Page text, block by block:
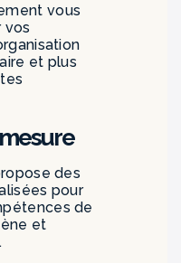
vous
vos
et plus
des
pour
de
et